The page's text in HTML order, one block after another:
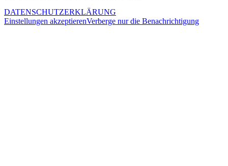
DATENSCHUTZERKLÄRUNG
Einstellungen akzeptierenVerberge nur die Benachrichtigung